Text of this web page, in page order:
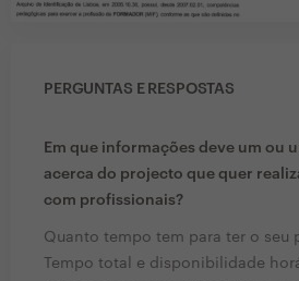
PERGUNTAS E RESPOSTAS
Em que informações deve um ou
acerca do projecto que quer
com profissionais?
Quanto tempo tem para ter o seu
Tempo total e disponibilidade